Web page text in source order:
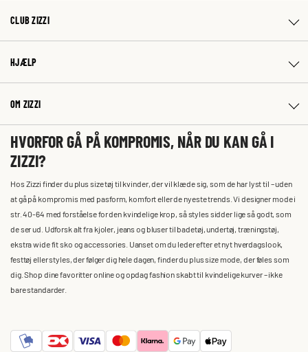
CLUB ZIZZI
HJÆLP
OM ZIZZI
HVORFOR GÅ PÅ KOMPROMIS, NÅR DU KAN GÅ I
ZIZZI?
Hos Zizzi finder du plus size tøj til kvinder, der vil klæde sig, som de har lyst til – uden
at gå på kompromis med pasform, komfort eller de nyeste trends. Vi designer mode i
str. 40-64 med forståelse for den kvindelige krop, så styles sidder lige så godt, som
de ser ud. Udforsk alt fra kjoler, jeans og bluser til badetøj, undertøj, træningstøj,
ekstra wide fit sko og accessories. Uanset om du leder efter et nyt hverdagslook,
festtøj eller styles, der følger dig hele dagen, finder du plus size mode, der føles som
dig. Shop dine favoritter online og opdag fashion skabt til kvindelige kurver – ikke
bare standarder.